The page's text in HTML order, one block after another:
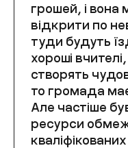
грошей, і вона
відкрити по
туди будуть
хороші
створять
то громада
Але частіше
ресурси